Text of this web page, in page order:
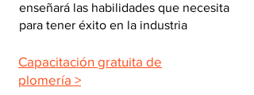
enseñará las habilidades que necesita
para tener éxito en la industria
Capacitación gratuita de
plomería >